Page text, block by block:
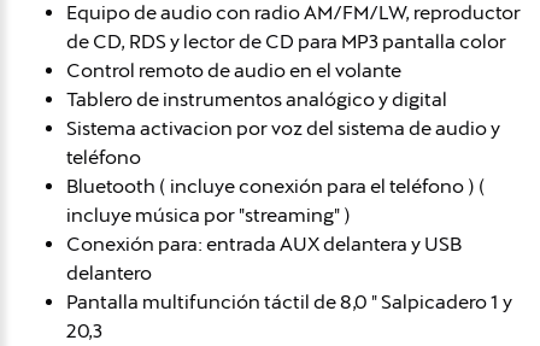
Equipo de audio con radio AM/FM/LW, reproductor
de CD, RDS y lector de CD para MP3 pantalla color
Control remoto de audio en el volante
Tablero de instrumentos analógico y digital
Sistema activacion por voz del sistema de audio y
teléfono
Bluetooth ( incluye conexión para el teléfono ) (
incluye música por "streaming" )
Conexión para: entrada AUX delantera y USB
delantero
Pantalla multifunción táctil de 8,0 " Salpicadero 1 y
20,3